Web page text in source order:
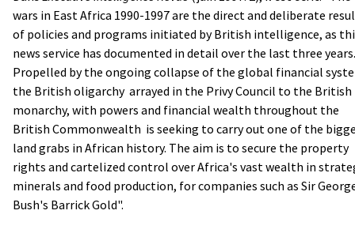
wars in East Africa 1990-1997 are the direct and deliberate
of policies and programs initiated by British intelligence, as
news service has documented in detail over the last three years.
Propelled by the ongoing collapse of the global financial
the British oligarchy ­ arrayed in the Privy Council to the British
monarchy, with powers and financial wealth throughout the
British Commonwealth ­ is seeking to carry out one of the
land grabs in African history. The aim is to secure the property
rights and cartelized control over Africa's vast wealth in
minerals and food production, for companies such as Sir
Bush's Barrick Gold".